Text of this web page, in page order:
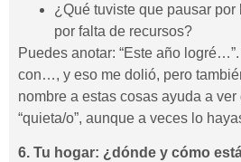
¿Qué tuviste que pausar por
por falta de recursos?
Puedes anotar: “Este año
con…, y eso me dolió, pero
nombre a estas cosas ayuda a
“quieta/o”, aunque a veces lo
6. Tu hogar: ¿dónde y cómo